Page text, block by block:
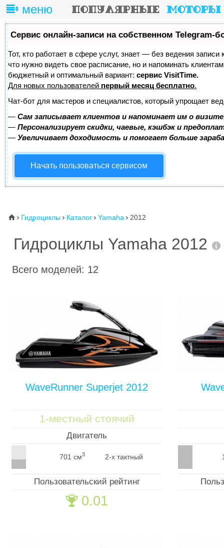
меню
Сервис онлайн-записи на собственном Telegram-
Тот, кто работает в сфере услуг, знает — без ведения записи
что нужно видеть свое расписание, но и напоминать
бюджетный и оптимальный вариант: сервис VisitTime.
Для новых пользователей первый месяц бесплатно.
Чат-бот для мастеров и специалистов, который упрощает
— Сам записывает клиентов и напоминает им о
— Персонализирует скидки, чаевые, кэшбэк и
— Увеличивает доходимость и помогает больше
Начать пользоваться сервисом
⌂  Гидроциклы  Каталог  Yamaha  2012
Гидроциклы Yamaha 2012
Всего моделей: 12
WaveRunner Superjet 2012
1-местный стоячий
Двигатель
701 см3 2-х тактный
Пользовательский рейтинг
🏆 0.01